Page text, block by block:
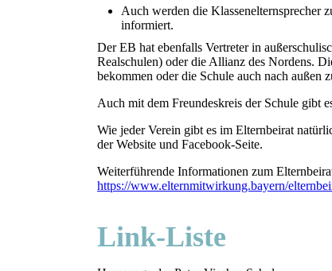
Auch werden die Klassenelternsprecher
informiert.
Der EB hat ebenfalls Vertreter in
Realschulen) oder die Allianz des Nordens.
bekommen oder die Schule auch nach außen
Auch mit dem Freundeskreis der Schule gibt
Wie jeder Verein gibt es im Elternbeirat
der Website und Facebook-Seite.
Weiterführende Informationen zum
https://www.elternmitwirkung.bayern/
Link-Liste